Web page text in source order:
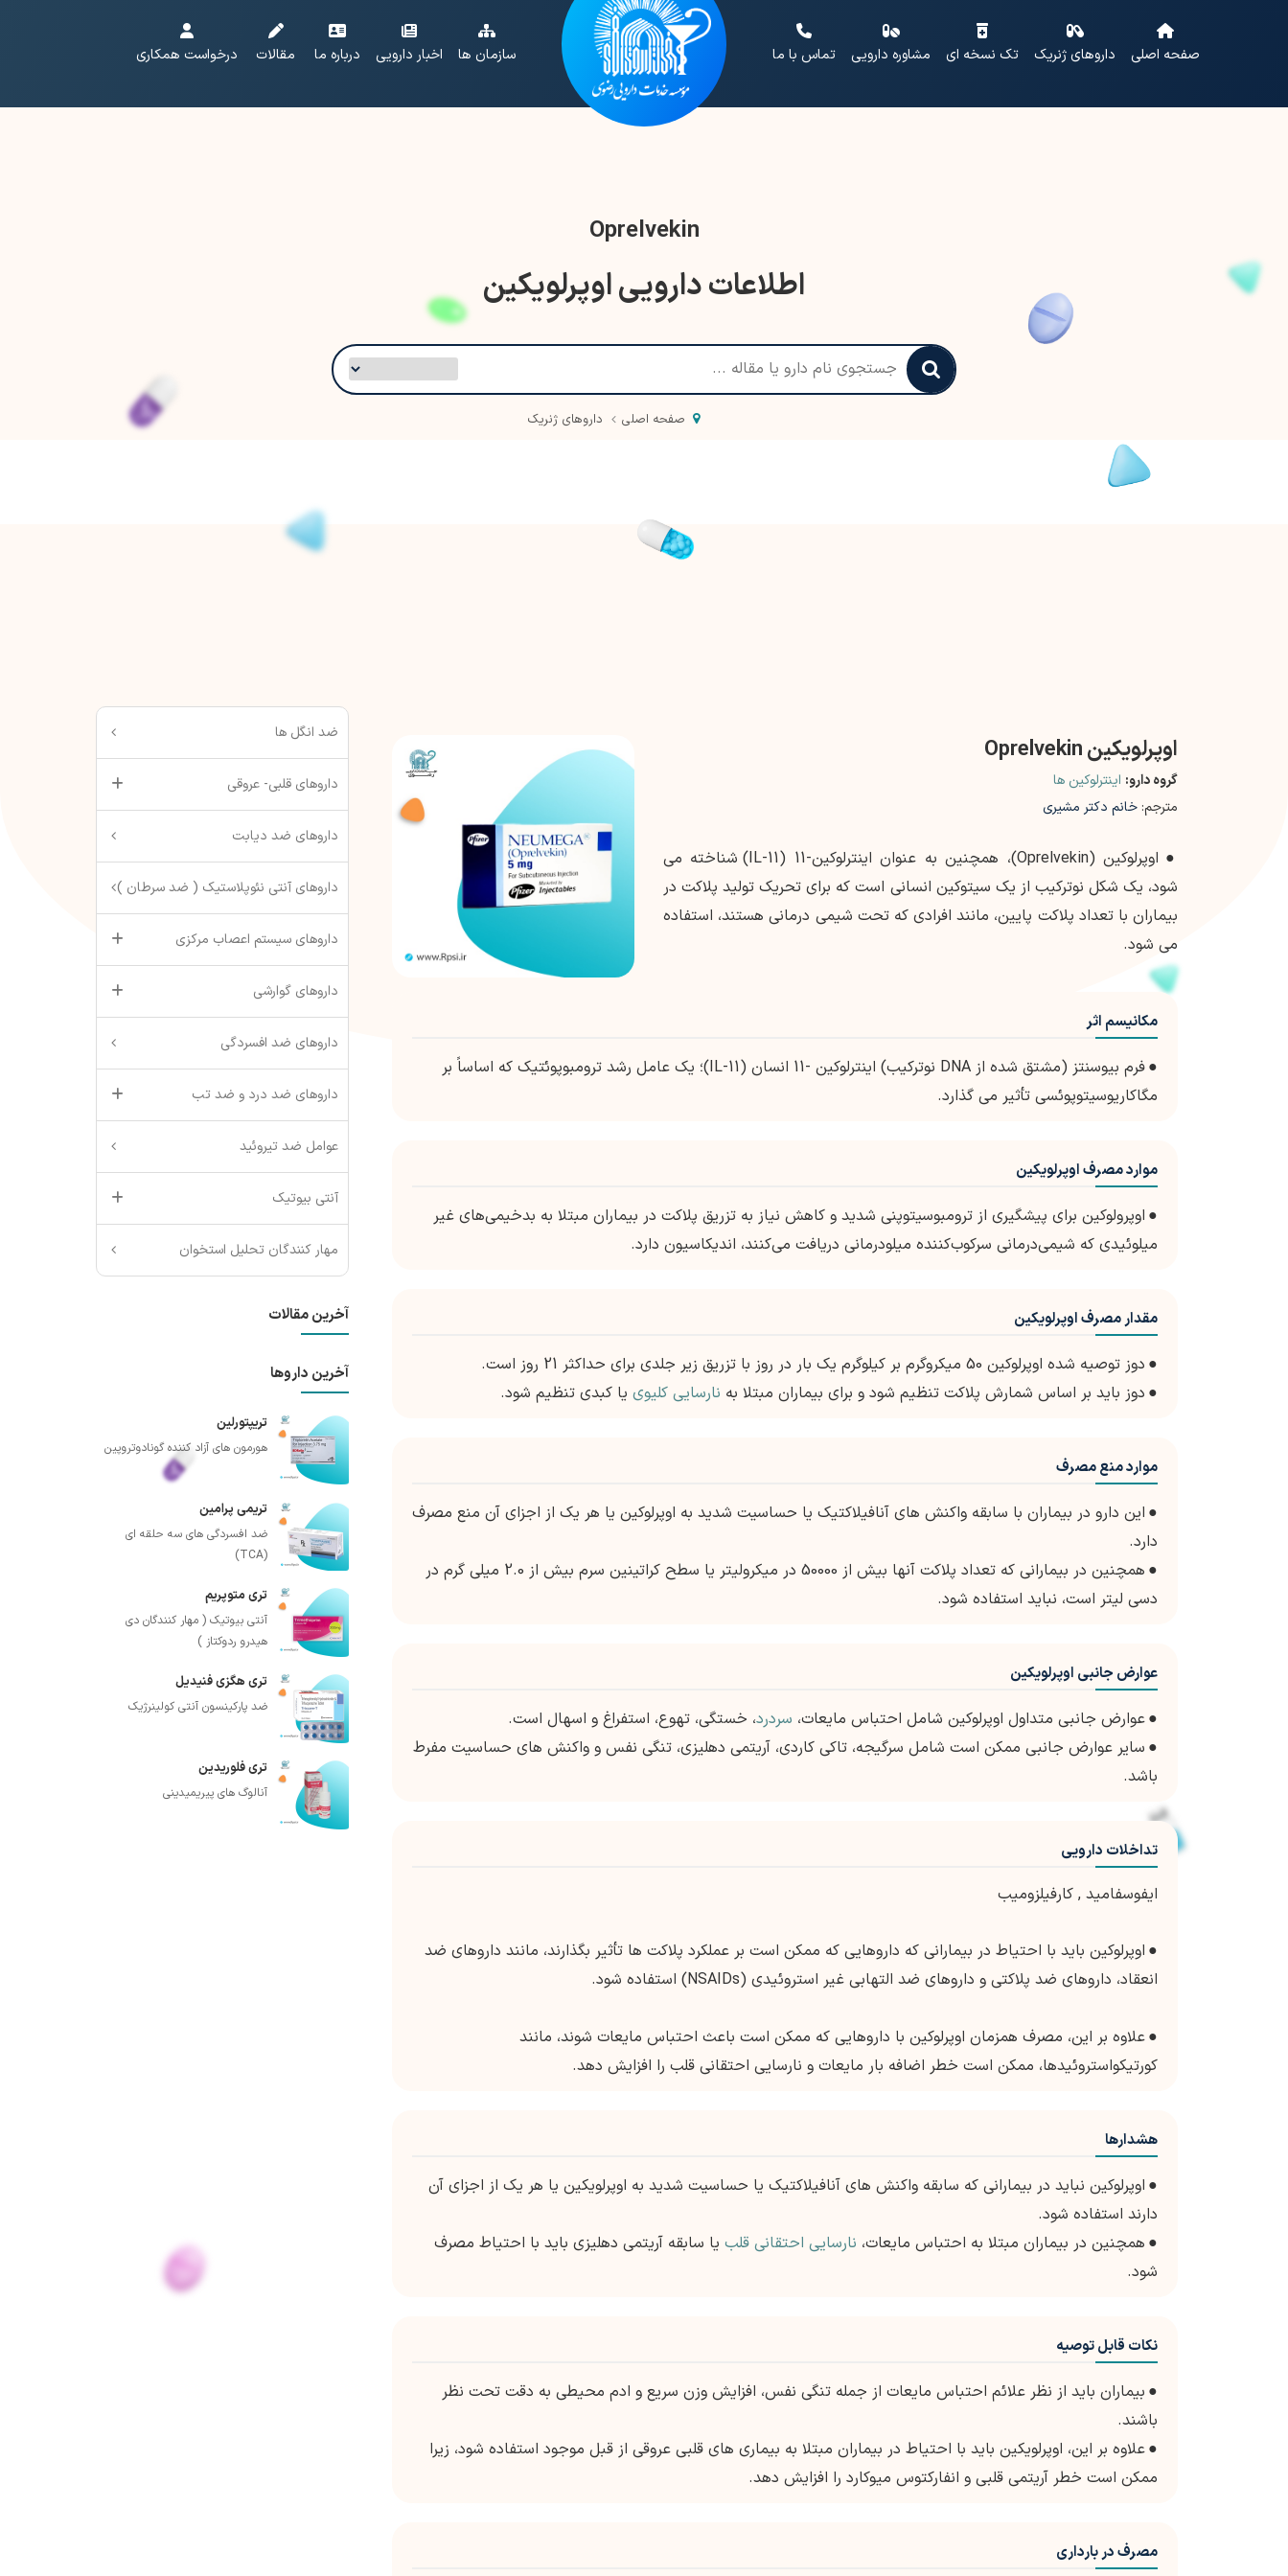
صفحه اصلی داروهای ژنریک تک نسخه ای مشاوره دارویی تماس با ما سازمان ها اخبار دارویی درباره ما مقالات درخواست همکاری
Oprelvekin
اطلاعات دارویی اوپرلویکین
صفحه اصلی داروهای ژنریک
اوپرلویکین Oprelvekin
گروه دارو: اینترلوکین ها
مترجم: خانم دکتر مشیری
●
اوپرلوکین (Oprelvekin)، همچنین به عنوان اینترلوکین-11 (IL-11) شناخته می
شود، یک شکل نوترکیب از یک سیتوکین انسانی است که برای تحریک تولید پلاکت در
بیماران با تعداد پلاکت پایین، مانند افرادی که تحت شیمی درمانی هستند، استفاده
می شود.
مکانیسم اثر
●
فرم بیوسنتز (مشتق شده از DNA نوترکیب) اینترلوکین -11 انسان (IL-11)؛ یک عامل رشد ترومبوپوئتیک که اساساً بر
مگاکاریوسیتوپوئسی تأثیر می گذارد.
موارد مصرف اوپرلویکین
● اوپرولوکین برای پیشگیری از ترومبوسیتوپنی شدید و کاهش نیاز به تزریق پلاکت در بیماران مبتلا به بدخیمی‌های غیر
میلوئیدی که شیمی‌درمانی سرکوب‌کننده میلودرمانی دریافت می‌کنند، اندیکاسیون دارد.
مقدار مصرف اوپرلویکین
● دوز توصیه شده اوپرلوکین 50 میکروگرم بر کیلوگرم یک بار در روز با تزریق زیر جلدی برای حداکثر 21 روز است.
● دوز باید بر اساس شمارش پلاکت تنظیم شود و برای بیماران مبتلا به نارسایی کلیوی یا کبدی تنظیم شود.
موارد منع مصرف
● این دارو در بیماران با سابقه واکنش های آنافیلاکتیک یا حساسیت شدید به اوپرلوکین یا هر یک از اجزای آن منع مصرف
دارد.
●
همچنین در بیمارانی که تعداد پلاکت آنها بیش از 50000 در میکرولیتر یا سطح کراتینین سرم بیش از 2.0 میلی گرم در
دسی لیتر است، نباید استفاده شود.
عوارض جانبی اوپرلویکین
●عوارض جانبی متداول اوپرلوکین شامل احتباس مایعات، سردرد، خستگی، تهوع، استفراغ و اسهال است.
● سایر عوارض جانبی ممکن است شامل سرگیجه، تاکی کاردی، آریتمی دهلیزی، تنگی نفس و واکنش های حساسیت مفرط
باشد.
تداخلات دارویی
ایفوسفامید , کارفیلزومیب
● اوپرلوکین باید با احتیاط در بیمارانی که داروهایی که ممکن است بر عملکرد پلاکت ها تأثیر بگذارند، مانند داروهای ضد
انعقاد، داروهای ضد پلاکتی و داروهای ضد التهابی غیر استروئیدی (NSAIDs) استفاده شود.
●علاوه بر این، مصرف همزمان اوپرلوکین با داروهایی که ممکن است باعث احتباس مایعات شوند، مانند
کورتیکواستروئیدها، ممکن است خطر اضافه بار مایعات و نارسایی احتقانی قلب را افزایش دهد.
هشدارها
● اوپرلوکین نباید در بیمارانی که سابقه واکنش های آنافیلاکتیک یا حساسیت شدید به اوپرلویکین یا هر یک از اجزای آن
دارند استفاده شود.
● همچنین در بیماران مبتلا به احتباس مایعات، نارسایی احتقانی قلب یا سابقه آریتمی دهلیزی باید با احتیاط مصرف
شود.
نکات قابل توصیه
● بیماران باید از نظر علائم احتباس مایعات از جمله تنگی نفس، افزایش وزن سریع و ادم محیطی به دقت تحت نظر
باشند.
●علاوه بر این، اوپرلویکین باید با احتیاط در بیماران مبتلا به بیماری های قلبی عروقی از قبل موجود استفاده شود، زیرا
ممکن است خطر آریتمی قلبی و انفارکتوس میوکارد را افزایش دهد.
مصرف در بارداری
ضد انگل ها
داروهای قلبی- عروقی
داروهای ضد دیابت
داروهای آنتی نئوپلاستیک ( ضد سرطان )
داروهای سیستم اعصاب مرکزی
داروهای گوارشی
داروهای ضد افسردگی
داروهای ضد درد و ضد تب
عوامل ضد تیروئید
آنتی بیوتیک
مهار کنندگان تحلیل استخوان
آخرین مقالات
آخرین داروها
تریپتورلین
هورمون های آزاد کننده گونادوتروپین
تریمی پرامین
ضد افسردگی های سه حلقه ای
(TCA)
تری متوپریم
آنتی بیوتیک ( مهار کنندگان دی
هیدرو ردوکتاز )
تری هگزی فنیدیل
ضد پارکینسون آنتی کولینرژیک
تری فلوریدین
آنالوگ های پیریمیدینی